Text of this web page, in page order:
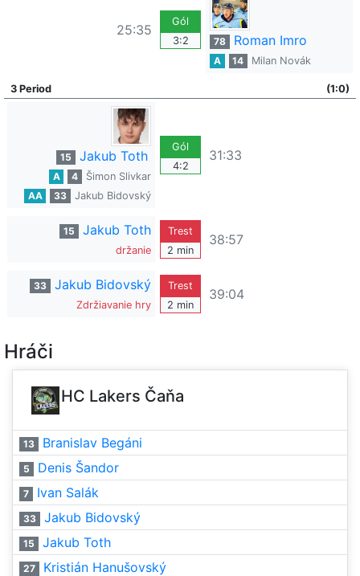
25:35
Gól
3:2
78 Roman Imro
A 14 Milan Novák
3 Period (1:0)
15 Jakub Toth
A 4
Šimon Slivkar
AA
33 Jakub Bidovský
Gól
4:2
31:33
15 Jakub Toth
držanie
Trest
2 min
38:57
33 Jakub Bidovský
Zdržiavanie hry
Trest
2 min
39:04
Hráči
HC Lakers Čaňa
13 Branislav Begáni
5 Denis Šandor
7 Ivan Salák
33 Jakub Bidovský
15 Jakub Toth
27 Kristián Hanušovský